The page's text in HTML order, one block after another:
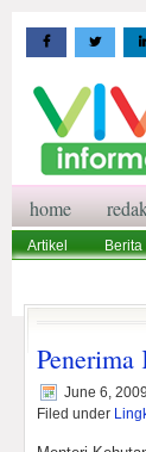
home
Artikel Berita
June 6, 2009
Filed under